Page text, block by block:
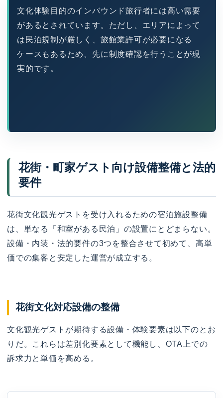
文化体験目的のインバウンド旅行者には高い需要
があるとされています。ただし、エリアによって
は民泊規制が厳しく、旅館業許可が必要になる
ケースもあるため、先に制度確認を行うことが現
実的です。
花街・町家ゲスト向け設備整備と法的
要件
花街文化観光ゲストを受け入れるための宿泊施設整備
は、単なる「和室がある民泊」の設置にとどまらない。
設備・内装・法的要件の3つを整合させて初めて、高単
価での集客と安定した運営が成立する。
花街文化対応設備の整備
文化観光ゲストが期待する設備・体験要素は以下のとお
りだ。これらは差別化要素として機能し、OTA上での
訴求力と単価を高める。